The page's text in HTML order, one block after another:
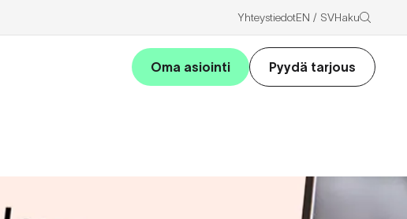
YhteystiedotEN SVHaku
Oma asiointi Pyydä tarjous